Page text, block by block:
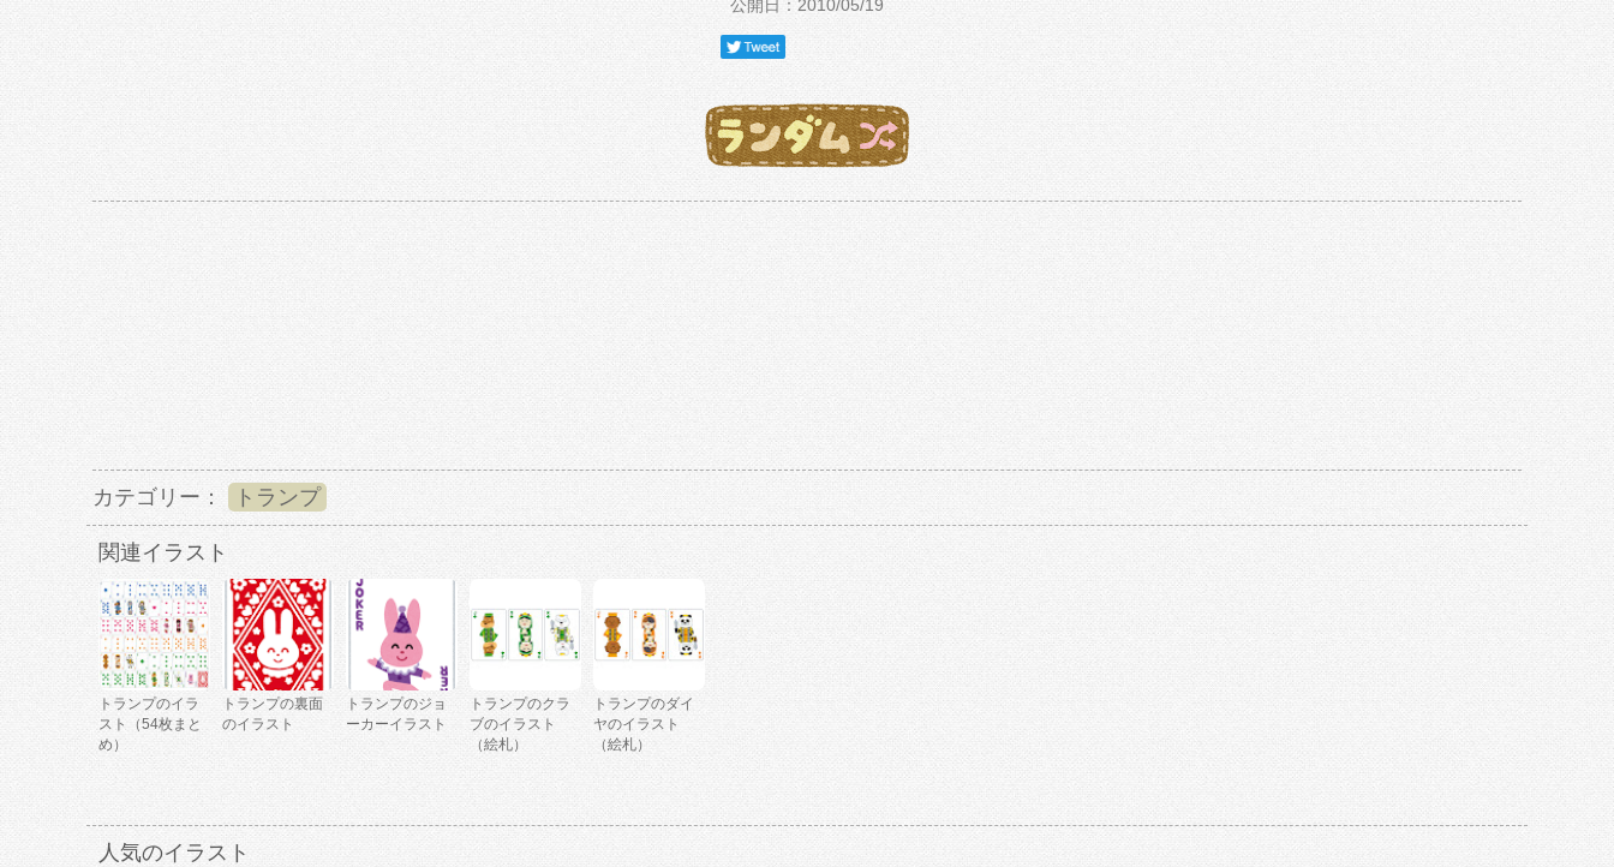
公開日：2010/05/19
カテゴリー： トランプ
関連イラスト
トランプのイラ
スト（54枚まと
め）
トランプの裏面
のイラスト
トランプのジョ
ーカーイラスト
トランプのクラ
ブのイラスト
（絵札）
トランプのダイ
ヤのイラスト
（絵札）
人気のイラスト